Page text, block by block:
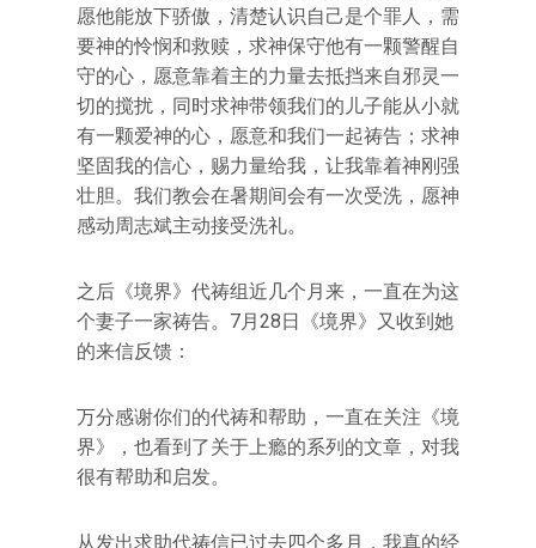
愿他能放下骄傲，清楚认识自己是个罪人，需
要神的怜悯和救赎，求神保守他有一颗警醒自
守的心，愿意靠着主的力量去抵挡来自邪灵一
切的搅扰，同时求神带领我们的儿子能从小就
有一颗爱神的心，愿意和我们一起祷告；求神
坚固我的信心，赐力量给我，让我靠着神刚强
壮胆。我们教会在暑期间会有一次受洗，愿神
感动周志斌主动接受洗礼。
之后《境界》代祷组近几个月来，一直在为这
个妻子一家祷告。7月28日《境界》又收到她
的来信反馈：
万分感谢你们的代祷和帮助，一直在关注《境
界》，也看到了关于上瘾的系列的文章，对我
很有帮助和启发。‍
从发出求助代祷信已过去四个多月，我真的经